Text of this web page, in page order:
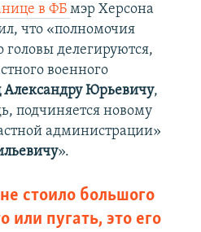
в ФБ мэр Херсона
что «полномочия
головы делегируются,
военного
Александру Юрьевичу,
подчиняется новому
администрации»
».
стоило большого
или пугать, это его